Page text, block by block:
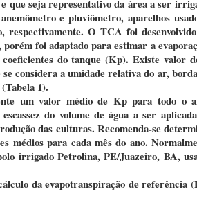
que seja representativo da área a ser
e pluviômetro, aparelhos
respectivamente. O TCA foi
foi adaptado para estimar a
do tanque (Kp). Existe valor
considera a umidade relativa do ar,
1).
um valor médio de Kp para todo o
do volume de água a ser
das culturas. Recomenda-se
médios para cada mês do ano.
irrigado Petrolina, PE/Juazeiro, BA,
da evapotranspiração de referência